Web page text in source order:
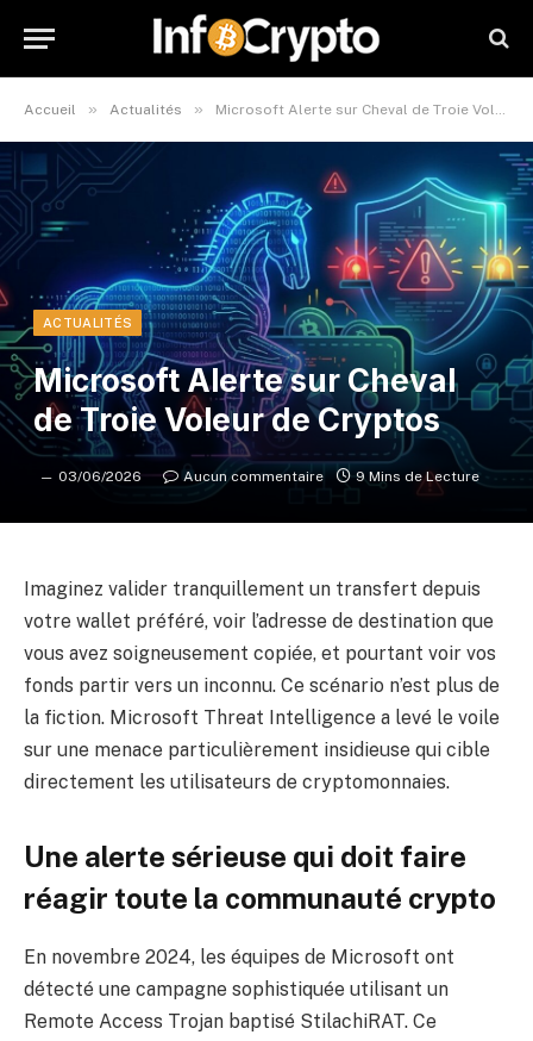
Accueil » Actualités » Microsoft Alerte sur Cheval de Troie Voleur de Cryptos
ACTUALITÉS
Microsoft Alerte sur Cheval
de Troie Voleur de Cryptos
03/06/2026 Aucun commentaire 9 Mins de Lecture
Imaginez valider tranquillement un transfert depuis
votre wallet préféré, voir l’adresse de destination que
vous avez soigneusement copiée, et pourtant voir vos
fonds partir vers un inconnu. Ce scénario n’est plus de
la fiction. Microsoft Threat Intelligence a levé le voile
sur une menace particulièrement insidieuse qui cible
directement les utilisateurs de cryptomonnaies.
Une alerte sérieuse qui doit faire
réagir toute la communauté crypto
En novembre 2024, les équipes de Microsoft ont
détecté une campagne sophistiquée utilisant un
Remote Access Trojan baptisé StilachiRAT. Ce